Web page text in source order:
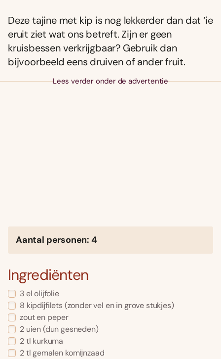
Deze tajine met kip is nog lekkerder dan dat ‘ie
eruit ziet wat ons betreft. Zijn er geen
kruisbessen verkrijgbaar? Gebruik dan
bijvoorbeeld eens druiven of ander fruit.
Lees verder onder de advertentie
Aantal personen: 4
Ingrediënten
3 el olijfolie
8 kipdĳfilets (zonder vel en in grove stukjes)
zout en peper
2 uien (dun gesneden)
2 tl kurkuma
2 tl gemalen komĳnzaad